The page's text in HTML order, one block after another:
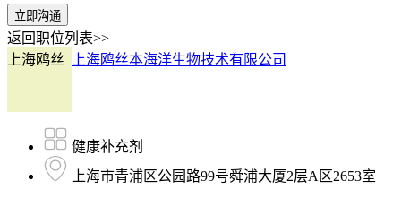
立即沟通
返回职位列表>>
上海鸥丝
上海鸥丝本海洋生物技术有限公司
健康补充剂
上海市青浦区公园路99号舜浦大厦2层A区2653室